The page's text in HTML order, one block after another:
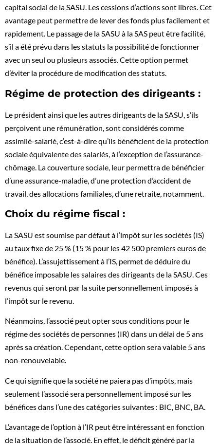
capital social de la SASU. Les cessions d’actions sont libres. Cet
avantage peut permettre de lever des fonds plus facilement et
rapidement. Le passage de la SASU à la SAS peut être facilité,
s’il a été prévu dans les statuts la possibilité de fonctionner
avec un seul ou plusieurs associés. Cette option permet
d’éviter la procédure de modification des statuts.
Régime de protection des dirigeants :
Le président ainsi que les autres dirigeants de la SASU, s’ils
perçoivent une rémunération, sont considérés comme
assimilé-salarié, c’est-à-dire qu’ils bénéficient de la protection
sociale équivalente des salariés, à l’exception de l’assurance-
chômage. La couverture sociale, leur permettra de bénéficier
d’une assurance-maladie, d’une protection d’accident de
travail, des allocations familiales, d’une retraite, notamment.
Choix du régime fiscal :
La SASU est soumise par défaut à l’impôt sur les sociétés (IS)
au taux fixe de 25 % (15 % pour les 42 500 premiers euros de
bénéfice). L’assujettissement à l’IS, permet de déduire du
bénéfice imposable les salaires des dirigeants de la SASU. Ces
revenus qui seront par la suite personnellement imposés à
l’impôt sur le revenu.
Néanmoins, l’associé peut opter sous conditions pour le
régime des sociétés de personnes (IR) dans un délai de 5 ans
après sa création. Cependant, cette option sera valable 5 ans
non-renouvelable.
Ce qui signifie que la société ne paiera pas d’impôts, mais
seulement l’associé sera personnellement imposé sur les
bénéfices dans l’une des catégories suivantes : BIC, BNC, BA.
L’avantage de l’option à l’IR peut être intéressant en fonction
de la situation de l’associé. En effet, le déficit généré par la